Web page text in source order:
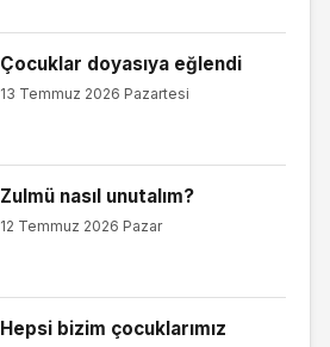
Çocuklar doyasıya eğlendi
13 Temmuz 2026 Pazartesi
Zulmü nasıl unutalım?
12 Temmuz 2026 Pazar
Hepsi bizim çocuklarımız